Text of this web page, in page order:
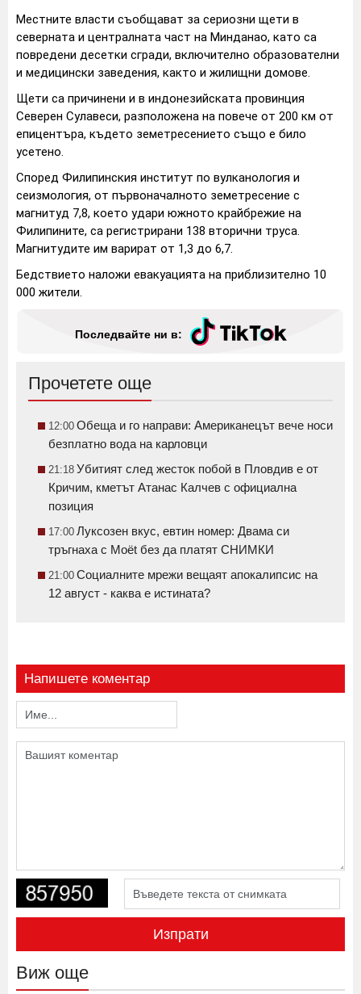
Местните власти съобщават за сериозни щети в
северната и централната част на Минданао, като са
повредени десетки сгради, включително образователни
и медицински заведения, както и жилищни домове.
Щети са причинени и в индонезийската провинция
Северен Сулавеси, разположена на повече от 200 км от
епицентъра, където земетресението също е било
усетено.
Според Филипинския институт по вулканология и
сеизмология, от първоначалното земетресение с
магнитуд 7,8, което удари южното крайбрежие на
Филипините, са регистрирани 138 вторични труса.
Магнитудите им варират от 1,3 до 6,7.
Бедствието наложи евакуацията на приблизително 10
000 жители.
Последвайте ни в:
Прочетете още
12:00 Обеща и го направи: Американецът вече носи
безплатно вода на карловци
21:18 Убитият след жесток побой в Пловдив е от
Кричим, кметът Атанас Калчев с официална
позиция
17:00 Луксозен вкус, евтин номер: Двама си
тръгнаха с Moët без да платят СНИМКИ
21:00 Социалните мрежи вещаят апокалипсис на
12 август - каква е истината?
Напишете коментар
Изпрати
Виж още